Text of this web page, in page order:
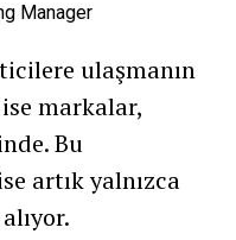
Manager
ulaşmanın
markalar,
Bu
artık yalnızca